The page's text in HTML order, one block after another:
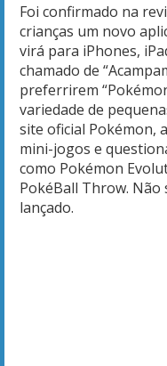
Foi confirmado na
crianças um novo
virá para iPhones,
chamado de
preferrirem
variedade de
site oficial Pokémon,
mini-jogos e
como Pokémon
PokéBall Throw. Não
lançado.